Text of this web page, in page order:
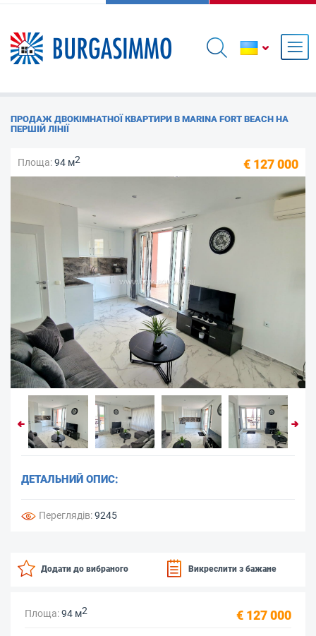
ПРОДАЖ ДВОКІМНАТНОЇ КВАРТИРИ В MARINA FORT BEACH НА
ПЕРШІЙ ЛІНІЇ
Площа:94 м2 € 127 000
ДЕТАЛЬНИЙ ОПИС:
Переглядів:9245
Додати до вибраного Викреслити з бажане
Площа:94 м2 € 127 000